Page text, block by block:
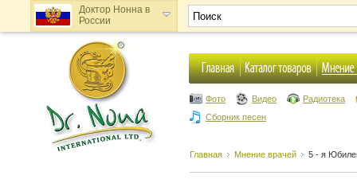
Доктор Нонна в
России
Доктор Нонна в
Украине
Фото Видео
Радиотека
Сборник песен
Главная Мнение врачей 5 - я